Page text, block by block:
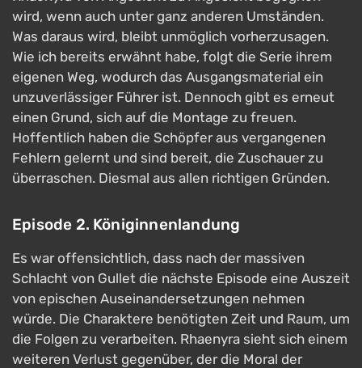
wird, wenn auch unter ganz anderen Umständen.
Was daraus wird, bleibt unmöglich vorherzusagen.
Wie ich bereits erwähnt habe, folgt die Serie ihrem
eigenen Weg, wodurch das Ausgangsmaterial ein
unzuverlässiger Führer ist. Dennoch gibt es erneut
einen Grund, sich auf die Montage zu freuen.
Hoffentlich haben die Schöpfer aus vergangenen
Fehlern gelernt und sind bereit, die Zuschauer zu
überraschen. Diesmal aus allen richtigen Gründen.
Episode 2. Königinnenlandung
Es war offensichtlich, dass nach der massiven
Schlacht von Gullet die nächste Episode eine Auszeit
von epischen Auseinandersetzungen nehmen
würde. Die Charaktere benötigten Zeit und Raum, um
die Folgen zu verarbeiten. Rhaenyra sieht sich einem
weiteren Verlust gegenüber, der die Moral der